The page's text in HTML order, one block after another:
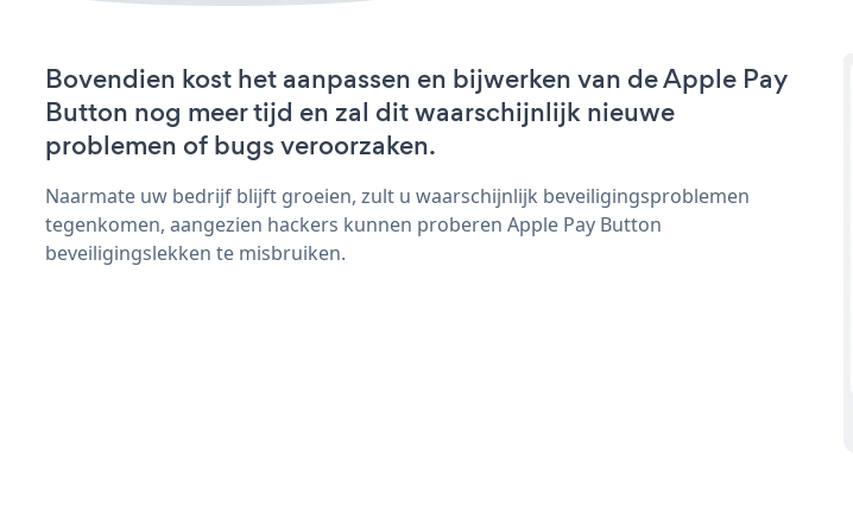
Bovendien kost het aanpassen en bijwerken van de Apple Pay
Button nog meer tijd en zal dit waarschijnlijk nieuwe
problemen of bugs veroorzaken.
Naarmate uw bedrijf blijft groeien, zult u waarschijnlijk beveiligingsproblemen
tegenkomen, aangezien hackers kunnen proberen Apple Pay Button
beveiligingslekken te misbruiken.